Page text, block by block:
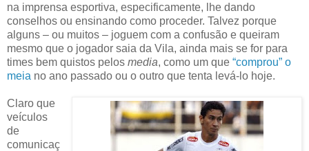
na imprensa esportiva, especificamente, lhe dando
conselhos ou ensinando como proceder. Talvez porque
alguns – ou muitos – joguem com a confusão e queiram
mesmo que o jogador saia da Vila, ainda mais se for para
times bem quistos pelos media, como um que “comprou” o
meia no ano passado ou o outro que tenta levá-lo hoje.
Claro que
veículos
de
comunicaç